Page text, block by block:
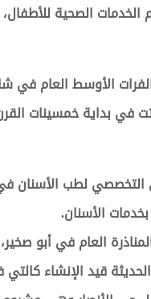
الصحية للأطفال،
الأوسط العام في
في بداية خمسينات
التخصصي لطب الأسنان
الأسنان.
العام في أبو
قيد الإنشاء